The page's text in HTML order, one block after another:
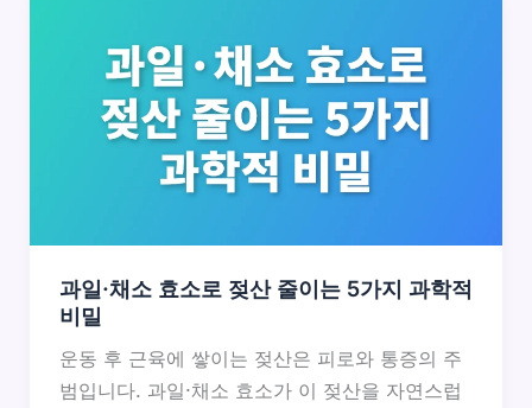
과일·채소 효소로 젖산 줄이는 5가지 과학적
비밀
운동 후 근육에 쌓이는 젖산은 피로와 통증의 주
범입니다. 과일·채소 효소가 이 젖산을 자연스럽